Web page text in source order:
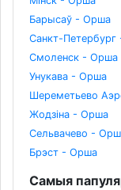
Барысаў - Орша
Санкт-
Смоленск - Орша
Унукава - Орша
Шереметьево
Жодзіна - Орша
Сельвачево -
Брэст - Орша
Самыя